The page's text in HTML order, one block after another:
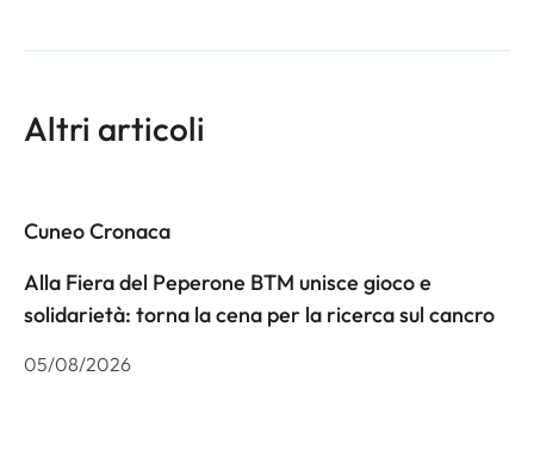
Altri articoli
Cuneo Cronaca
Alla Fiera del Peperone BTM unisce gioco e
solidarietà: torna la cena per la ricerca sul cancro
05/08/2026